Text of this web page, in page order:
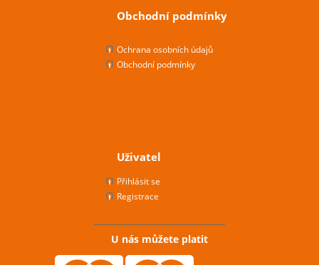
Obchodní podmínky
Ochrana osobních údajů
Obchodní podmínky
Uživatel
Přihlásit se
Registrace
U nás můžete platit